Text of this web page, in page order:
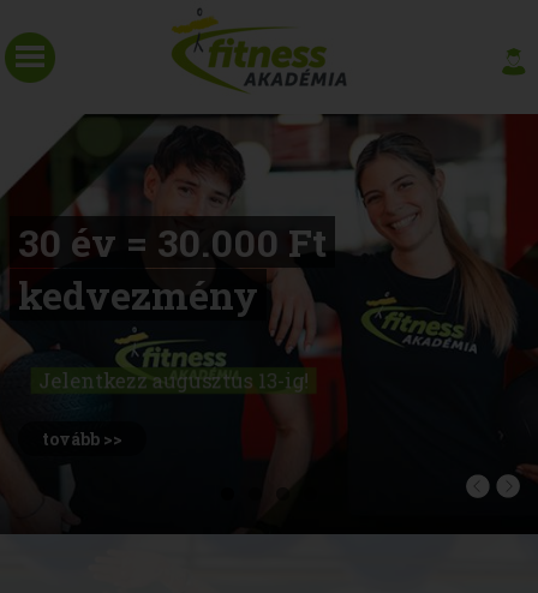
30 év = 30.000 Ft
kedvezmény
Jelentkezz augusztus 13-ig!
tovább >>